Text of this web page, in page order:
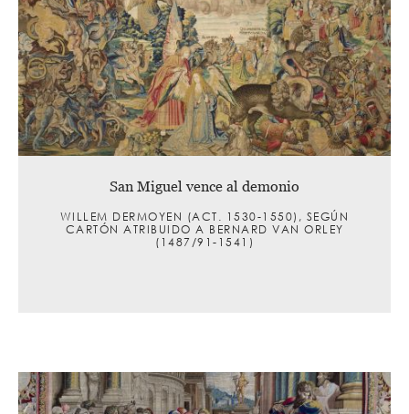
San Miguel vence al demonio
WILLEM DERMOYEN (ACT. 1530-1550), SEGÚN
CARTÓN ATRIBUIDO A BERNARD VAN ORLEY
(1487/91-1541)